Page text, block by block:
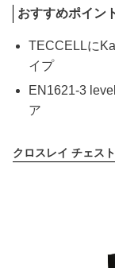
おすすめポイン
TECCELLに
イプ
EN1621-3
ア
クロスレイ チェス